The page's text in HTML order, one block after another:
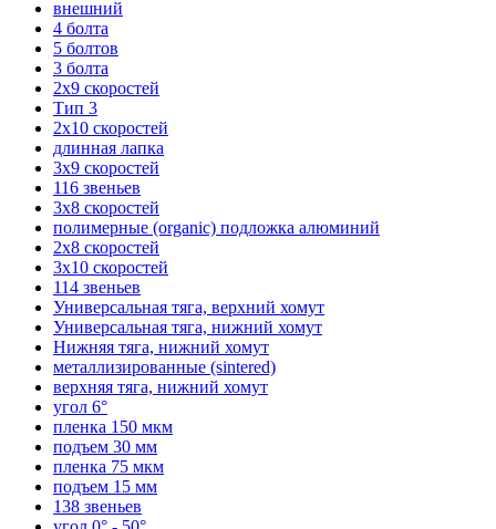
внешний
4 болта
5 болтов
3 болта
2х9 скоростей
Тип 3
2х10 скоростей
длинная лапка
3х9 скоростей
116 звеньев
3х8 скоростей
полимерные (organic) подложка алюминий
2х8 скоростей
3х10 скоростей
114 звеньев
Универсальная тяга, верхний хомут
Универсальная тяга, нижний хомут
Нижняя тяга, нижний хомут
металлизированные (sintered)
верхняя тяга, нижний хомут
угол 6°
пленка 150 мкм
подъем 30 мм
пленка 75 мкм
подъем 15 мм
138 звеньев